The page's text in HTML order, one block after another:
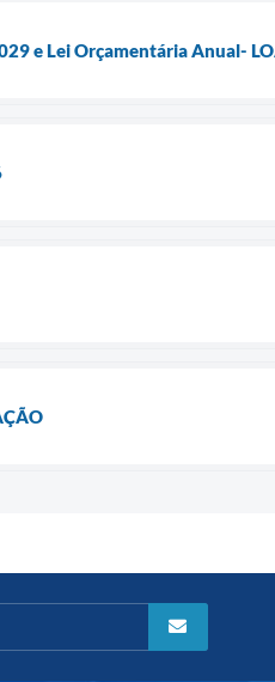
e Lei Orçamentária Anual-